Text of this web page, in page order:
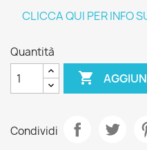
CLICCA QUI PER INFO
Quantità

Condividi